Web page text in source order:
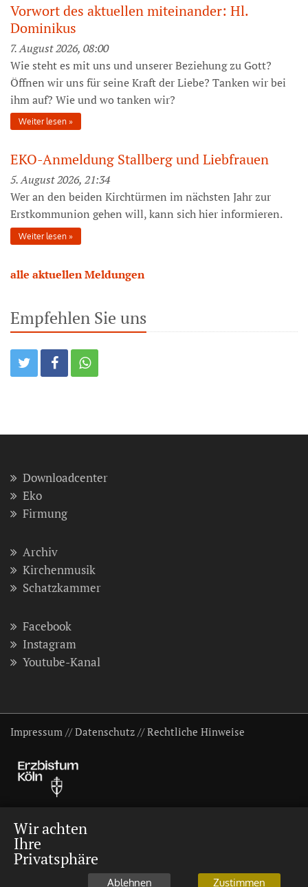
Vorwort des aktuellen miteinander: Hl.
Dominikus
7. August 2026, 08:00
Wie steht es mit uns und unserer Beziehung zu Gott?
Öffnen wir uns für seine Kraft der Liebe? Tanken wir bei
ihm auf? Wie und wo tanken wir?
Weiter lesen
EKO-Anmeldung Stallberg und Liebfrauen
5. August 2026, 21:34
Wer an den beiden Kirchtürmen im nächsten Jahr zur
Erstkommunion gehen will, kann sich hier informieren.
Weiter lesen
alle aktuellen Meldungen
Empfehlen Sie uns
Downloadcenter
Eko
Firmung
Archiv
Kirchenmusik
Schatzkammer
Facebook
Instagram
Youtube-Kanal
Impressum //Datenschutz //Rechtliche Hinweise
Wir achten
Ihre
Privatsphäre
Ablehnen Zustimmen